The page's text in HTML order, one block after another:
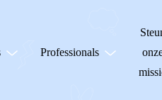
Professionals